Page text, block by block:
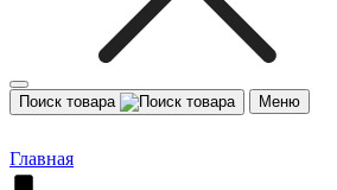
Поиск товара Меню
Главная